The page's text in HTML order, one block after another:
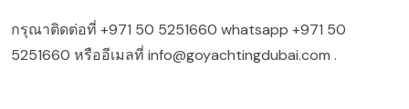
กรุณาติดต่อที่ +971 50 5251660 whatsapp +971 50
5251660 หรืออีเมลที่ info@goyachtingdubai.com .